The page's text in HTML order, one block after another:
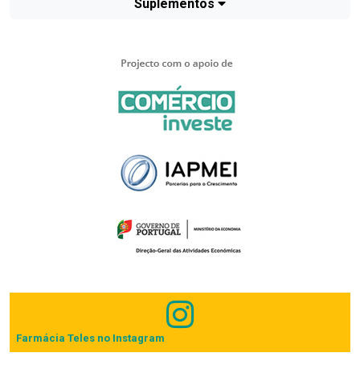
Suplementos
Farmácia Teles no Instagram